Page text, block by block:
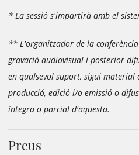
* La sessió s'impartirà amb el
** L'organitzador de la
gravació audiovisual i posterior
en qualsevol suport, sigui material
producció, edició i/o emissió o
íntegra o parcial d'aquesta.
Preus